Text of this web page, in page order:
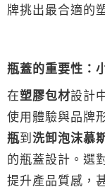
牌挑出最合適的
瓶蓋的重要性：
在塑膠包材設計
使用體驗與品牌
瓶到洗卸泡沫慕
的瓶蓋設計。選
提升產品質感，